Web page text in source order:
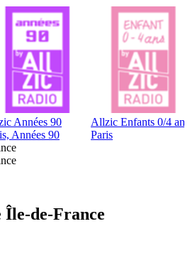
Années 90
Années 90
Allzic Enfants 0/4 ans
Paris
Île-de-France